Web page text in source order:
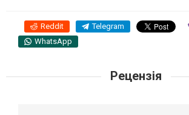
Reddit Telegram
WhatsApp
Рецензія